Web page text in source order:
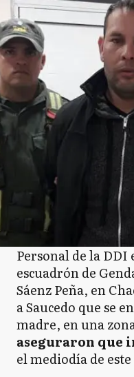
Personal de la
escuadrón de
Sáenz Peña, en
a Saucedo que se
madre, en una
aseguraron que
el mediodía de